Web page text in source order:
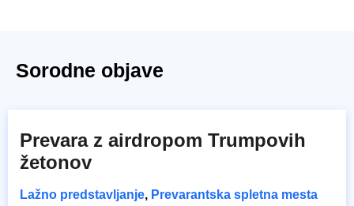
Sorodne objave
Prevara z airdropom Trumpovih
žetonov
Lažno predstavljanje, Prevarantska spletna mesta